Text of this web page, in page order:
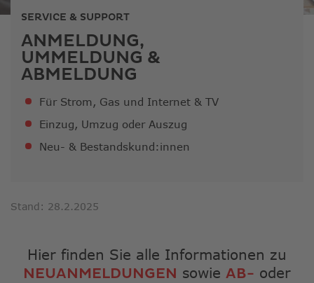
SERVICE & SUPPORT
ANMELDUNG,
UMMELDUNG &
ABMELDUNG
Für Strom, Gas und Internet & TV
Einzug, Umzug oder Auszug
Neu- & Bestandskund:innen
Stand: 28.2.2025
Hier finden Sie alle Informationen zu
NEUANMELDUNGEN sowie AB- oder